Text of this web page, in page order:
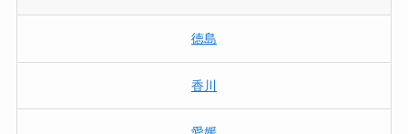
徳島
香川